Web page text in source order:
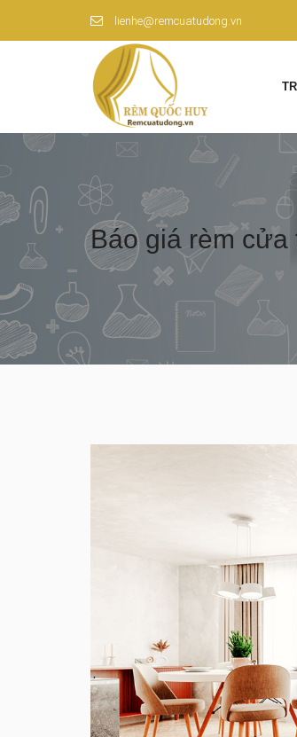
lienhe@remcuatudong.vn
Báo giá rèm